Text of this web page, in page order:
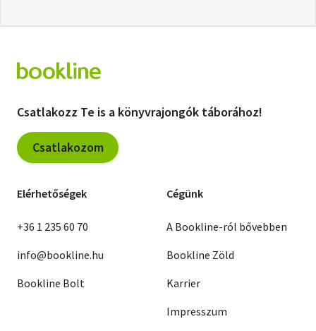
Csatlakozz Te is a könyvrajongók táborához!
Csatlakozom
Elérhetőségek
+36 1 235 60 70
info@bookline.hu
Bookline Bolt
Cégünk
A Bookline-ról bővebben
Bookline Zöld
Karrier
Impresszum